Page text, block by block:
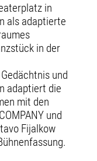
in
als adaptierte
in der
und
adaptiert die
mit den
und
Fijalkow